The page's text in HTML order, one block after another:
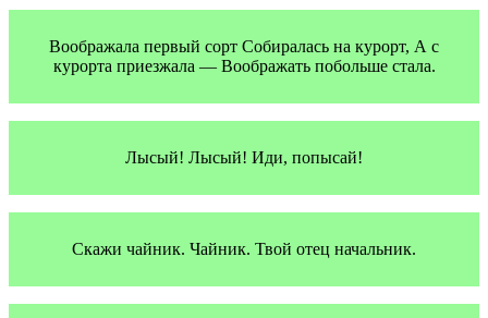
Воображала первый сорт Собиралась на курорт, А с
курорта приезжала — Воображать побольше стала.
Лысый! Лысый! Иди, попысай!
Скажи чайник. Чайник. Твой отец начальник.